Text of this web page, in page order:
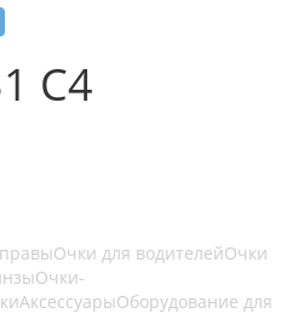
C4
Очки для водителейОчки
Очки-
АксессуарыОборудование для